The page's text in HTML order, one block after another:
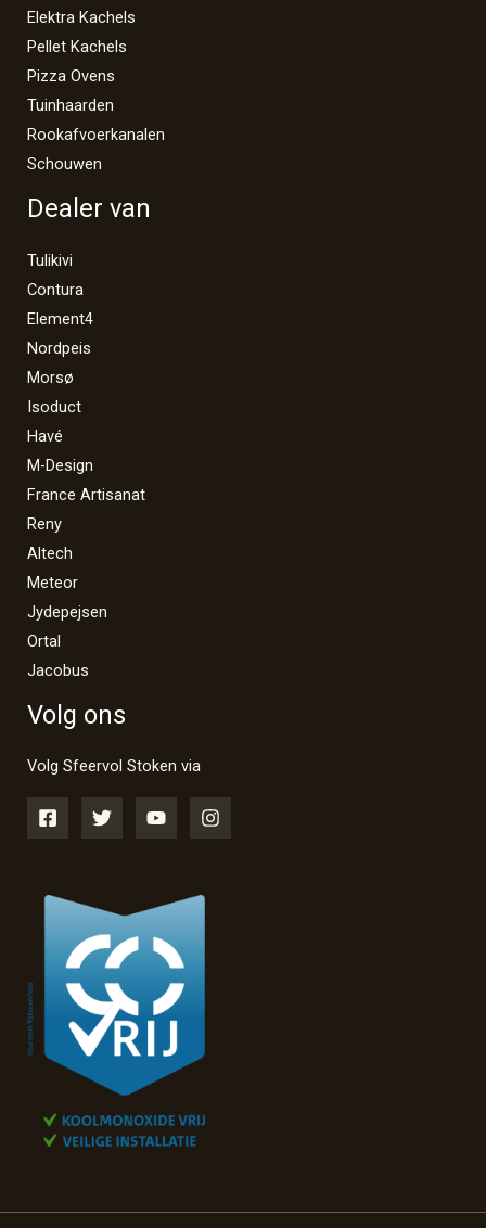
Elektra Kachels
Pellet Kachels
Pizza Ovens
Tuinhaarden
Rookafvoerkanalen
Schouwen
Dealer van
Tulikivi
Contura
Element4
Nordpeis
Morsø
Isoduct
Havé
M-Design
France Artisanat
Reny
Altech
Meteor
Jydepejsen
Ortal
Jacobus
Volg ons
Volg Sfeervol Stoken via